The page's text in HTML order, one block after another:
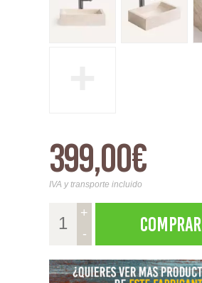
399,00€
IVA y transporte incluido
+
-
Comprar